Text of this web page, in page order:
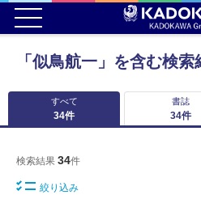
「似鳥航一」を含む検索
すべて
34件
書誌
34件
検索結果 34件
絞り込み